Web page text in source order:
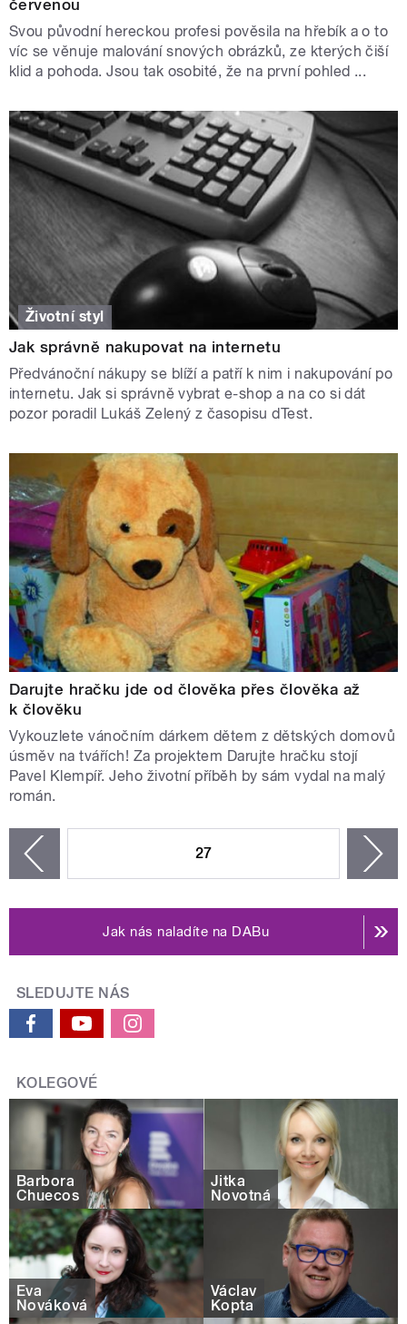
červenou
Svou původní hereckou profesi pověsila na hřebík a o to
víc se věnuje malování snových obrázků, ze kterých čiší
klid a pohoda. Jsou tak osobité, že na první pohled ...
Životní styl
Jak správně nakupovat na internetu
Předvánoční nákupy se blíží a patří k nim i nakupování po
internetu. Jak si správně vybrat e-shop a na co si dát
pozor poradil Lukáš Zelený z časopisu dTest.
Darujte hračku jde od člověka přes člověka až
k člověku
Vykouzlete vánočním dárkem dětem z dětských domovů
úsměv na tvářích! Za projektem Darujte hračku stojí
Pavel Klempíř. Jeho životní příběh by sám vydal na malý
román.
27
Jak nás naladíte na DABu
SLEDUJTE NÁS
KOLEGOVÉ
Barbora
Chuecos
Jitka
Novotná
Eva
Nováková
Václav
Kopta